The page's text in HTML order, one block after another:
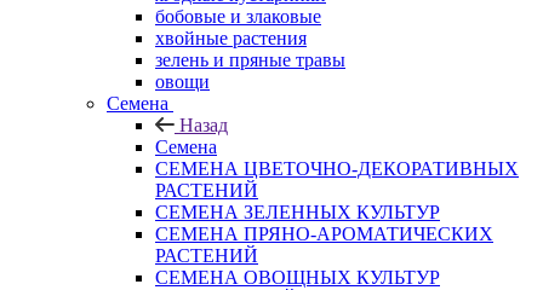
бобовые и злаковые
хвойные растения
зелень и пряные травы
овощи
Семена
Назад
Семена
СЕМЕНА ЦВЕТОЧНО-ДЕКОРАТИВНЫХ
РАСТЕНИЙ
СЕМЕНА ЗЕЛЕННЫХ КУЛЬТУР
СЕМЕНА ПРЯНО-АРОМАТИЧЕСКИХ
РАСТЕНИЙ
СЕМЕНА ОВОЩНЫХ КУЛЬТУР